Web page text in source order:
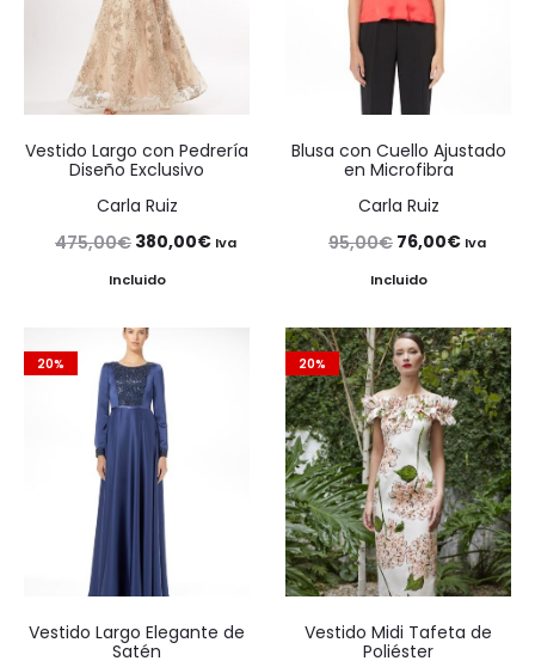
Vestido Largo con Pedrería
Diseño Exclusivo
Carla Ruiz
475,00€ El
precio
era:
475,00€.
380,00€El
380,00€.
Iva
Incluido
Blusa con Cuello Ajustado
en Microfibra
Carla Ruiz
95,00€ El
precio
era:
95,00€.
76,00€El
es:
76,00€.
Iva
Incluido
20%
Vestido Largo Elegante de
Satén
20%
Vestido Midi Tafeta de
Poliéster